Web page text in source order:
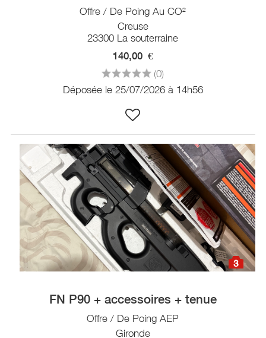
Offre / De Poing Au CO²
Creuse
23300 La souterraine
140,00 €
(0)
Déposée le 25/07/2026 à 14h56
3
FN P90 + accessoires + tenue
Offre / De Poing AEP
Gironde